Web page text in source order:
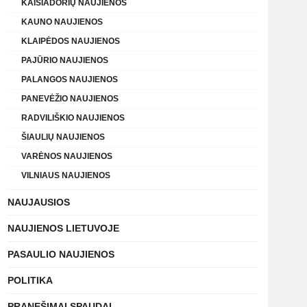
KAIŠIADORIŲ NAUJIENOS
KAUNO NAUJIENOS
KLAIPĖDOS NAUJIENOS
PAJŪRIO NAUJIENOS
PALANGOS NAUJIENOS
PANEVĖŽIO NAUJIENOS
RADVILIŠKIO NAUJIENOS
ŠIAULIŲ NAUJIENOS
VARĖNOS NAUJIENOS
VILNIAUS NAUJIENOS
NAUJAUSIOS
NAUJIENOS LIETUVOJE
PASAULIO NAUJIENOS
POLITIKA